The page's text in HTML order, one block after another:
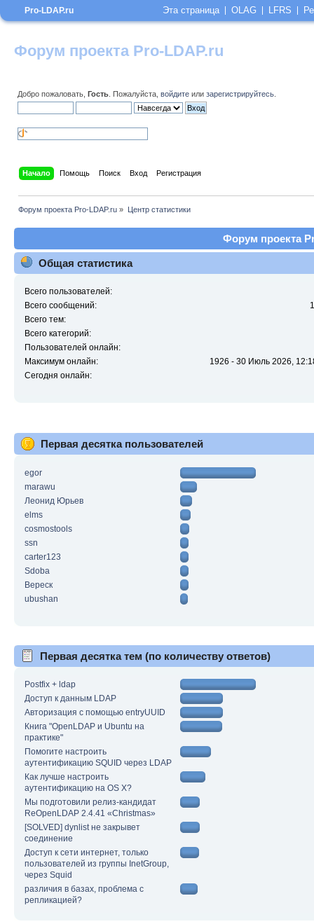
Форум проекта Pro-LDAP.ru
Добро пожаловать, Гость . Пожалуйста, войдите или зарегистрируйтесь
Начало Помощь Поиск Вход Регистрация
Форум проекта Pro-LDAP.ru » Центр статистики
Форум проекта
Общая статистика
Всего пользователей:
Всего сообщений:
Всего тем:
Всего категорий:
Пользователей онлайн:
Максимум онлайн:
1926 - 30 Июль 2026,
Сегодня онлайн:
Первая десятка пользователей
egor
marawu
Леонид Юрьев
elms
cosmostools
ssn
carter123
Sdoba
Вереск
ubushan
Первая десятка тем (по количеству ответов)
Postfix + ldap
Доступ к данным LDAP
Авторизация с помощью entryUUID
Книга "OpenLDAP и Ubuntu на
практике"
Помогите настроить
аутентификацию SQUID через LDAP
Как лучше настроить
аутентификацию на OS X?
Мы подготовили релиз-кандидат
ReOpenLDAP 2.4.41 «Christmas»
[SOLVED] dynlist не закрывет
соединение
Доступ к сети интернет, только
пользователей из группы InetGroup,
через Squid
различия в базах, проблема с
репликацией?
Pro-LDAP.ru Эта страница OLAG LFRS